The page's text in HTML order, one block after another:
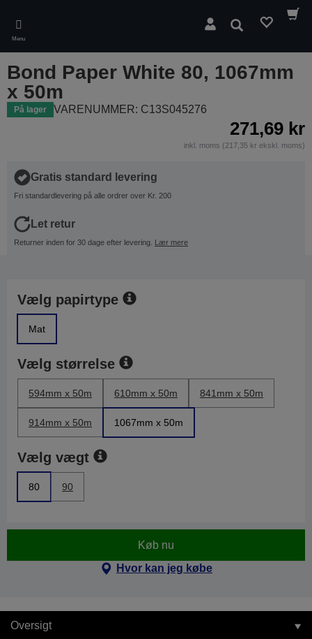
main
content
Menu
Søg
Bond Paper White 80, 1067mm
x 50m
På lager VARENUMMER: C13S045276
271,69 kr
inkl. moms (217,35 kr ekskl. moms)
Gratis standard levering
Fri standardlevering på alle ordrer over Kr. 200
Let retur
Returner inden for 30 dage efter levering. Lær mere
Vælg papirtype
Mat
Vælg størrelse
594mm x 50m 610mm x 50m 841mm x 50m
914mm x 50m 1067mm x 50m
Vælg vægt
80 90
Køb nu
Hvor kan jeg købe
Oversigt